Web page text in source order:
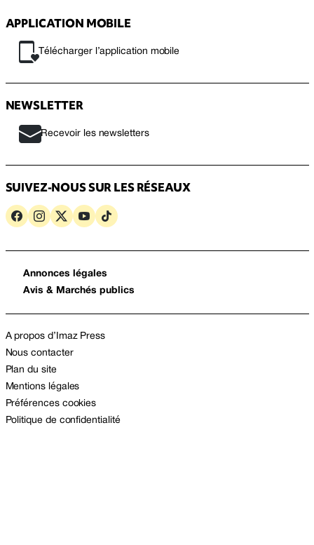
APPLICATION MOBILE
Télécharger l’application mobile
NEWSLETTER
Recevoir les newsletters
SUIVEZ-NOUS SUR LES RÉSEAUX
Annonces légales
Avis & Marchés publics
A propos d’Imaz Press
Nous contacter
Plan du site
Mentions légales
Préférences cookies
Politique de confidentialité